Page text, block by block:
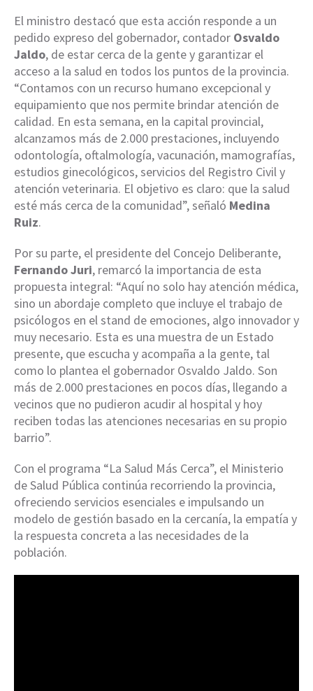
El ministro destacó que esta acción responde a un
pedido expreso del gobernador, contador Osvaldo
Jaldo, de estar cerca de la gente y garantizar el
acceso a la salud en todos los puntos de la provincia.
“Contamos con un recurso humano excepcional y
equipamiento que nos permite brindar atención de
calidad. En esta semana, en la capital provincial,
alcanzamos más de 2.000 prestaciones, incluyendo
odontología, oftalmología, vacunación, mamografías,
estudios ginecológicos, servicios del Registro Civil y
atención veterinaria. El objetivo es claro: que la salud
esté más cerca de la comunidad”, señaló Medina
Ruiz.
Por su parte, el presidente del Concejo Deliberante,
Fernando Juri, remarcó la importancia de esta
propuesta integral: “Aquí no solo hay atención médica,
sino un abordaje completo que incluye el trabajo de
psicólogos en el stand de emociones, algo innovador y
muy necesario. Esta es una muestra de un Estado
presente, que escucha y acompaña a la gente, tal
como lo plantea el gobernador Osvaldo Jaldo. Son
más de 2.000 prestaciones en pocos días, llegando a
vecinos que no pudieron acudir al hospital y hoy
reciben todas las atenciones necesarias en su propio
barrio”.
Con el programa “La Salud Más Cerca”, el Ministerio
de Salud Pública continúa recorriendo la provincia,
ofreciendo servicios esenciales e impulsando un
modelo de gestión basado en la cercanía, la empatía y
la respuesta concreta a las necesidades de la
población.